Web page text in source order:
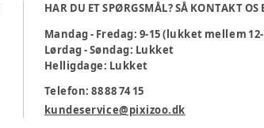
HAR DU ET SPØRGSMÅL? SÅ KONTAKT OS
Mandag - Fredag: 9-15 (lukket mellem
Lørdag - Søndag: Lukket
Helligdage: Lukket
Telefon: 88 88 74 15
kundeservice@pixizoo.dk